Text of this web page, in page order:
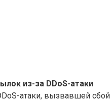
из-за DDoS-атаки
атаки, вызвавшей сбой